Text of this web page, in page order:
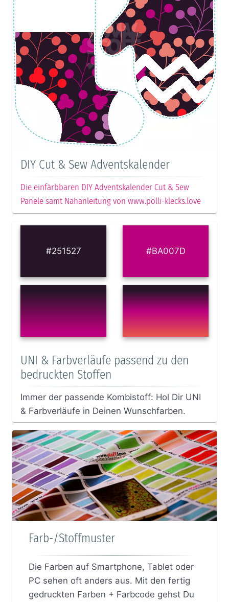
DIY Cut & Sew Adventskalender
Die einfärbbaren DIY Adventskalender Cut & Sew
Panele samt Nähanleitung von www.polli-klecks.love
#251527 #BA007D
UNI & Farbverläufe passend zu den
bedruckten Stoffen
Immer der passende Kombistoff: Hol Dir UNI
& Farbverläufe in Deinen Wunschfarben.
Farb-/Stoffmuster
Die Farben auf Smartphone, Tablet oder
PC sehen oft anders aus. Mit den fertig
gedruckten Farben + Farbcode gehst Du